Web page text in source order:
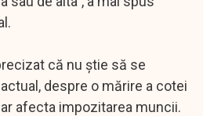
că nu ştie să se
despre o mărire a cotei
afecta impozitarea muncii.